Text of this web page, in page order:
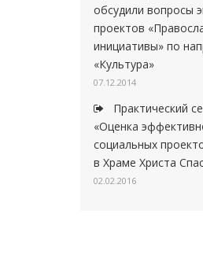
обсудили вопросы
проектов
инициативы» по
«Культура»
07.12.2014
Практический
«Оценка
социальных
в Храме Христа
02.02.2016